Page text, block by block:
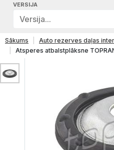
VERSIJA
Versija...
Sākums
Auto rezerves daļas
Atsperes atbalstplāksne